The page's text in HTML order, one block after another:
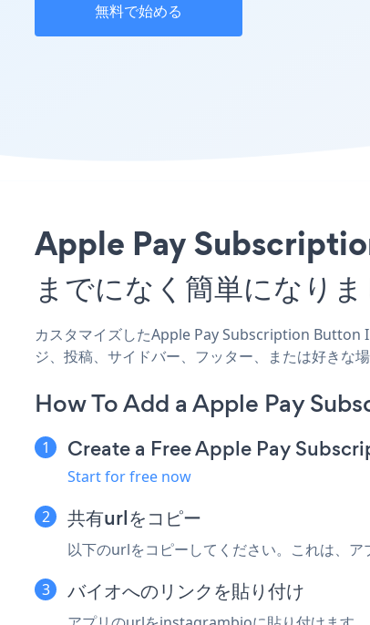
無料で始める
Apple Pay
までになく簡単になり
カスタマイズしたApple Pay Subscription
ジ、投稿、サイドバー、フッター、または好きな
How To Add a Apple Pay
Create a Free Apple Pay
Start for free now
共有urlをコピー
以下のurlをコピーしてください。これは、ア
バイオへのリンクを貼り付け